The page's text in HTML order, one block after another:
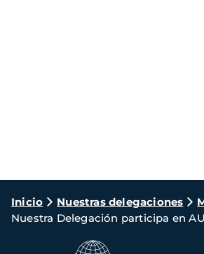
Ruta
de
navegación
Inicio Nuestras delegaciones
Nuestra Delegación participa en